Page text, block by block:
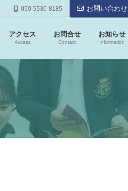
050-5530-8185 お問い合わせ
アクセス
Access
お問合せ
Contact
お知らせ
Information